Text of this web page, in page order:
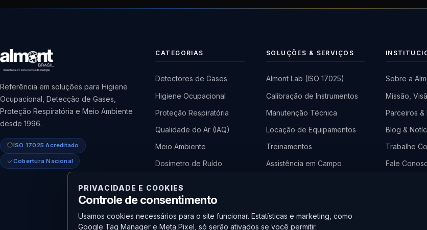
Referência em soluções para Higiene
Ocupacional, Detecção de Gases,
Proteção Respiratória e Meio Ambiente
desde 1996.
ISO 17025 Acreditado
Cobertura Nacional
CATEGORIAS
Detectores de Gases
Higiene Ocupacional
Proteção Respiratória
Qualidade do Ar (IAQ)
Meio Ambiente
Dosímetro de Ruído
Medidor de Radiação
SOLUÇÕES & SERVIÇOS
Almont Lab (ISO 17025)
Calibração de Instrumentos
Manutenção Técnica
Locação de Equipamentos
Treinamentos
Assistência em Campo
Sobre a
Missão,
Parceiros &
Blog &
Trabalhe
Fale
PRIVACIDADE E COOKIES
Controle de consentimento
Usamos cookies necessários para o site funcionar. Estatísticas e marketing, como
Google Tag Manager e Meta Pixel, só serão ativados se você permitir.